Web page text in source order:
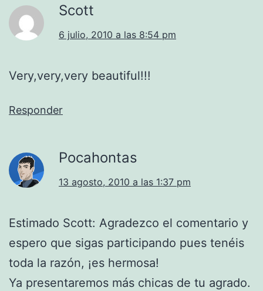
Scott
6 julio, 2010 a las 8:54 pm
Very,very,very beautiful!!!
Responder
Pocahontas
13 agosto, 2010 a las 1:37 pm
Estimado Scott: Agradezco el comentario y
espero que sigas participando pues tenéis
toda la razón, ¡es hermosa!
Ya presentaremos más chicas de tu agrado.